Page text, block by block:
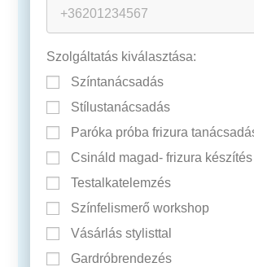
Szolgáltatás kiválasztása:
Színtanácsadás
Stílustanácsadás
Paróka próba frizura
Csináld magad- frizura készítés
Testalkatelemzés
Színfelismerő workshop
Vásárlás stylisttal
Gardróbrendezés